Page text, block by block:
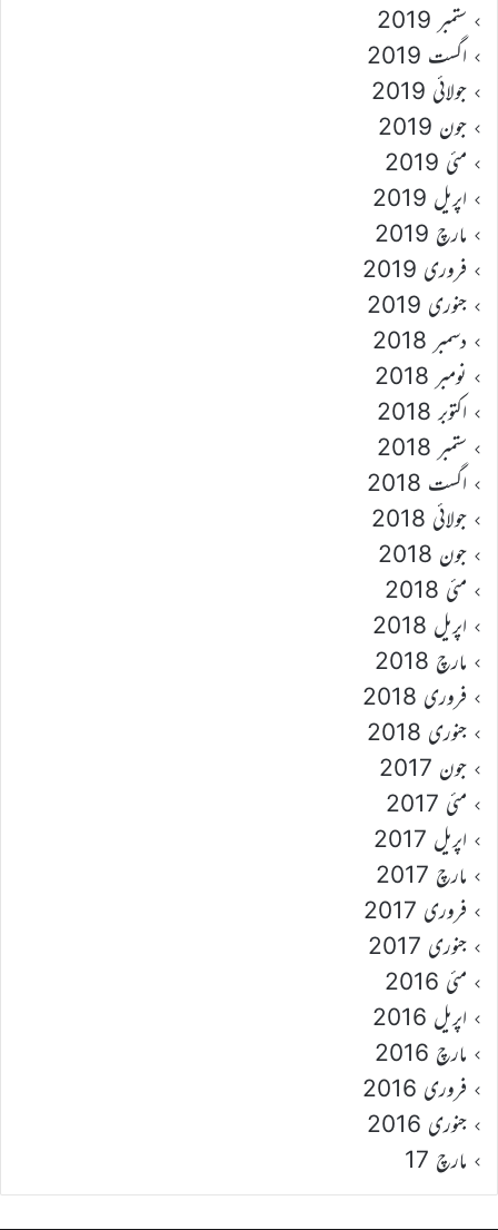
ستمبر 2019
اگست 2019
جولائی 2019
جون 2019
مئی 2019
اپریل 2019
مارچ 2019
فروری 2019
جنوری 2019
دسمبر 2018
نومبر 2018
اکتوبر 2018
ستمبر 2018
اگست 2018
جولائی 2018
جون 2018
مئی 2018
اپریل 2018
مارچ 2018
فروری 2018
جنوری 2018
جون 2017
مئی 2017
اپریل 2017
مارچ 2017
فروری 2017
جنوری 2017
مئی 2016
اپریل 2016
مارچ 2016
فروری 2016
جنوری 2016
مارچ 17